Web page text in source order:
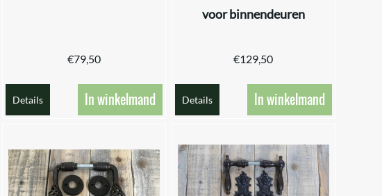
€79,50
Details In winkelmand
voor binnendeuren
€129,50
Details In winkelmand